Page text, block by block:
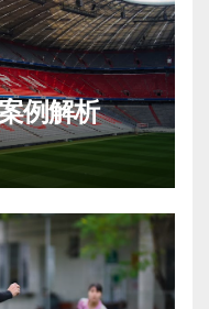
例解析